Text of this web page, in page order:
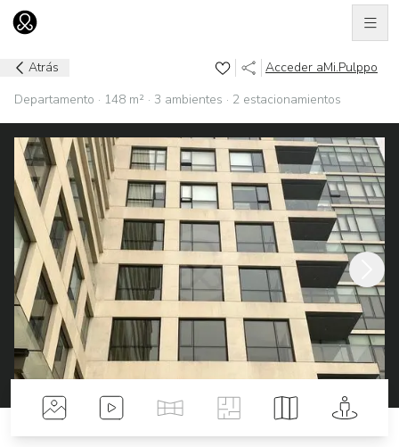
Ir al home
Atrás Acceder aMi.Pulppo
Departamento · 148 m² · 3 ambientes · 2 estacionamientos
Fotos Videos Tour VirtualPlanos Mapa Street